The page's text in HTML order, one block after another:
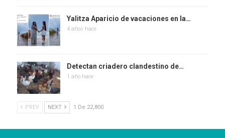
Yalitza Aparicio de vacaciones en la…
4 años hace
Detectan criadero clandestino de…
1 año hace
PREV NEXT 1 De 22,800